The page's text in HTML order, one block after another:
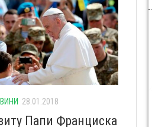
28.01.2018
Папи Франциска